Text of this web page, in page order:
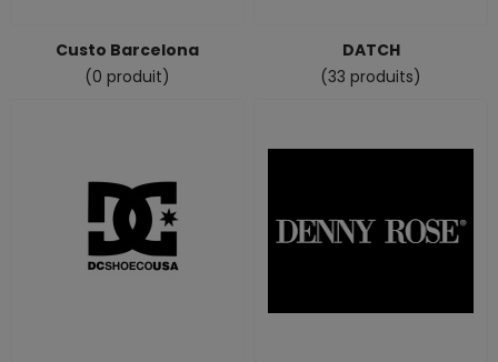
Custo Barcelona
(0 produit)
DATCH
(33 produits)